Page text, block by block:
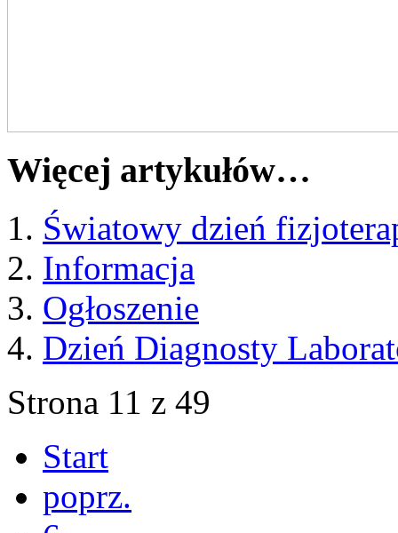
Więcej artykułów…
Światowy dzień
Informacja
Ogłoszenie
Dzień Diagnosty
Strona 11 z 49
Start
poprz.